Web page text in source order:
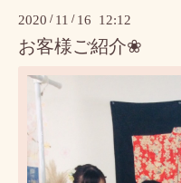
2020 / 11 / 16 12:12
お客様ご紹介❀